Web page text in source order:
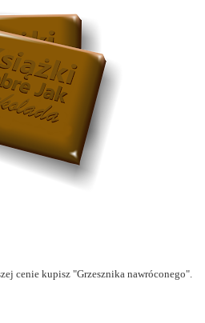
cenie kupisz "Grzesznika nawróconego".